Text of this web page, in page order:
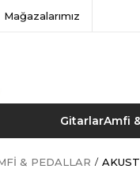
Mağazalarımız
GitarlarAmfi
& PEDALLAR